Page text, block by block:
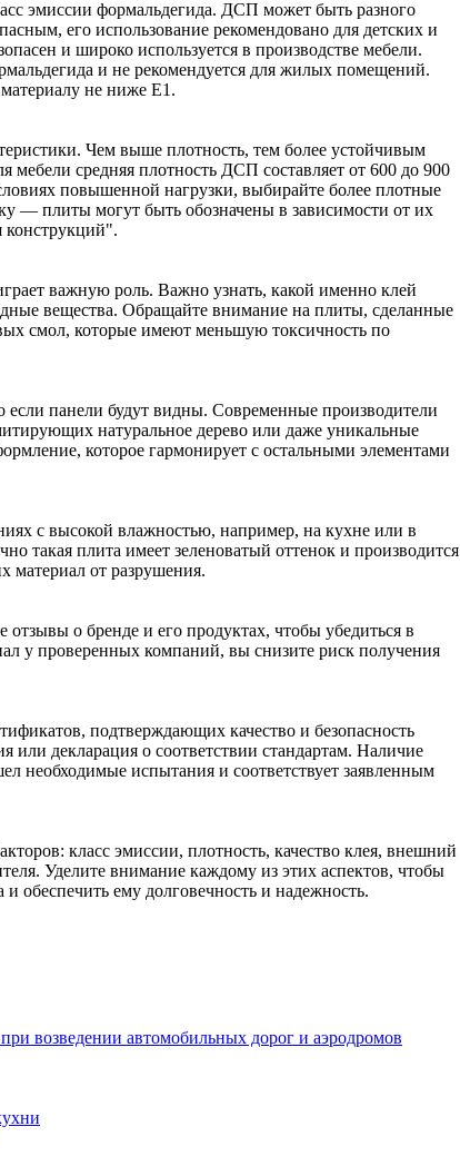
эмиссии формальдегида. ДСП может быть разного
его использование рекомендовано для детских и
и широко используется в производстве мебели.
и не рекомендуется для жилых помещений.
не ниже E1.
Чем выше плотность, тем более устойчивым
мебели средняя плотность ДСП составляет от 600 до 900
повышенной нагрузки, выбирайте более плотные
— плиты могут быть обозначены в зависимости от их
важную роль. Важно узнать, какой именно клей
вещества. Обращайте внимание на плиты, сделанные
смол, которые имеют меньшую токсичность по
панели будут видны. Современные производители
натуральное дерево или даже уникальные
которое гармонирует с остальными элементами
с высокой влажностью, например, на кухне или в
такая плита имеет зеленоватый оттенок и производится
материал от разрушения.
о бренде и его продуктах, чтобы убедиться в
у проверенных компаний, вы снизите риск получения
подтверждающих качество и безопасность
или декларация о соответствии стандартам. Наличие
необходимые испытания и соответствует заявленным
класс эмиссии, плотность, качество клея, внешний
Уделите внимание каждому из этих аспектов, чтобы
обеспечить ему долговечность и надежность.
возведении автомобильных дорог и аэродромов